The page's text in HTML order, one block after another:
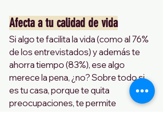
Afecta a tu calidad de vida
Si algo te facilita la vida (como al 76%
de los entrevistados) y además te
ahorra tiempo (83%), ese algo
merece la pena, ¿no? Sobre todo si
es tu casa, porque te quita
preocupaciones, te permite